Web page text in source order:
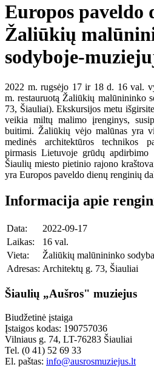
Europos paveldo
Žaliūkių
sodyboje-
2022 m. rugsėjo 17 ir 18 d. 16 val.
m. restauruotą Žaliūkių malūnininko
73, Šiauliai). Ekskursijos metu
veikia miltų malimo įrenginys,
buitimi. Žaliūkių vėjo malūnas yra
medinės architektūros technikos
pirmasis Lietuvoje grūdų
Šiaulių miesto pietinio rajono
yra Europos paveldo dienų renginių
Informacija apie
Data:
2022-09-17
Laikas:
16 val.
Vieta:
Žaliūkių malūnininko
Adresas: Architektų g. 73, Šiauliai
Šiaulių „Aušros" muziejus
Biudžetinė įstaiga
Įstaigos kodas: 190757036
Vilniaus g. 74, LT-76283 Šiauliai
Tel. (0 41) 52 69 33
El. paštas: info@ausrosmuziejus.lt